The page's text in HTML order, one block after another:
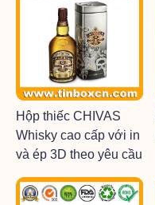
Hộp thiếc CHIVAS
Whisky cao cấp với in
và ép 3D theo yêu cầu